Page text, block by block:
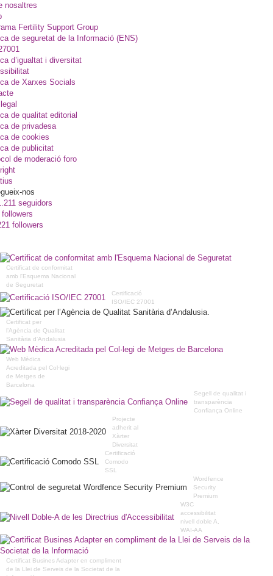
nosaltres
Fertility Support Group
de seguretat de la Informació (ENS)
d’igualtat i diversitat
de Xarxes Socials
de qualitat editorial
de privadesa
de cookies
de publicitat
de moderació foro
nos
seguidors
followers
followers
Certificat de conformitat
amb l'Esquema Nacional
de Seguretat
Certificació
ISO/IEC 27001
Certificat per
l’Agència de Qualitat
Sanitària d’Andalusia
Web Mèdica
Acreditada pel Col·legi
de Metges de
Barcelona
Segell de qualitat i
transparència
Confiança Online
Projecte
adherit al
Xàrter
Diversitat
Certificació
Comodo
SSL
Wordfence
Security
Premium
W3C
accessibilitat
nivell doble A,
WAI-AA
Certificat Busines Adapter en compliment
de la Llei de Serveis de la Societat de la